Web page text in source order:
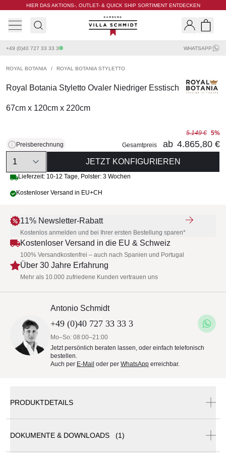
HIER DAS AKTIONS-, OUTLET- & QUICK SHIP SORTIMENT ENTDECKEN
Villa Schmidt
+49 (0)40 727 33 33 3 WHATSAPP
ROYAL BOTANIA / ROYAL BOTANIA STYLETTO
Royal Botania Styletto Ovaler Niedriger Esstisch
67cm x 120cm x 220cm
Preisberechnung
5.149 € 5%
Gesamtpreis
ab 4.865,80 €
Quantity
JETZT KONFIGURIEREN
Lieferzeit: 10-12 Tage, Polster: 3 Wochen
Kostenloser Versand in EU+CH
11% Newsletter-Rabatt
Kostenlos anmelden und bei Ihrer ersten Bestellung sparen*
Kostenloser Versand in die EU & Schweiz
100% Versandkostenfrei – auch nach Spanien und Portugal
Über 30 Jahre Erfahrung
Mehr als 10.000 zufriedene Kunden vertrauen uns
Antonio Schmidt
+49 (0)40 727 33 33 3
Mo–So: 08:00–21:00
Jetzt persönlich beraten lassen, oder einfach telefonisch
bestellen.
Auch per E-Mail oder per WhatsApp erreichbar.
PRODUKTDETAILS
DOKUMENTE & DOWNLOADS (1)